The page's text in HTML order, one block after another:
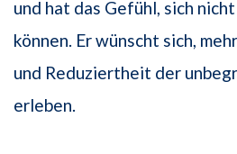
und hat das Gefühl, sich
können. Er wünscht sich,
und Reduziertheit der
erleben.